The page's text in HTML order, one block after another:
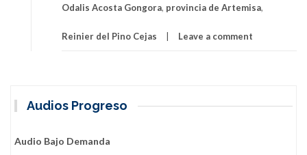
Odalis Acosta Gongora, provincia de Artemisa,
Reinier del Pino Cejas Leave a comment
Audios Progreso
Audio Bajo Demanda